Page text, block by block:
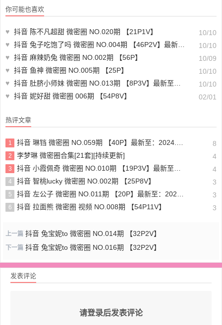
你可能也喜欢
♥ 抖音 陈不凡超甜 微密圈 NO.020期 【21P1V】
10/10
♥ 抖音 兔子吃饱了吗 微密圈 NO.004期 【46P2V】最新至：2023.10.5
10/10
♥ 抖音 麻辣奶兔 微密圈 NO.002期 【56P】
10/09
♥ 抖音 鱼神 微密圈 NO.005期 【25P】
10/10
♥ 抖音 肚脐小师妹 微密圈 NO.013期 【8P3V】最新至：2023.8.28
10/10
♥ 抖音 妮好甜 微密圈 006期 【54P8V】 02/01
热评文章
1 抖音 琳铛 微密圈 NO.059期 【40P】最新至：2024.1.10 8
2 李梦琳 微密圈合集[21套][持续更新] 4
3 抖音 小霞佩奇 微密圈 NO.010期 【19P3V】最新至：2025.5.26 4
4 抖音 智桃lucky 微密圈 NO.002期 【25P8V】 3
5 抖音 左公子 微密圈 NO.011期 【20P】最新至：2024.5.13 3
6 抖音 拉面熊 微密圈 视频 NO.008期 【54P11V】 3
上一篇 抖音 兔宝妮to 微密圈 NO.014期 【32P2V】
下一篇 抖音 兔宝妮to 微密圈 NO.016期 【32P2V】
发表评论
请登录后发表评论